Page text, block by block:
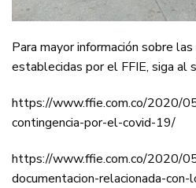
Para mayor información sobre
establecidas por el FFIE, siga al
https://www.ffie.com.co/2020/
contingencia-por-el-covid-19/
https://www.ffie.com.co/2020/
documentacion-relacionada-